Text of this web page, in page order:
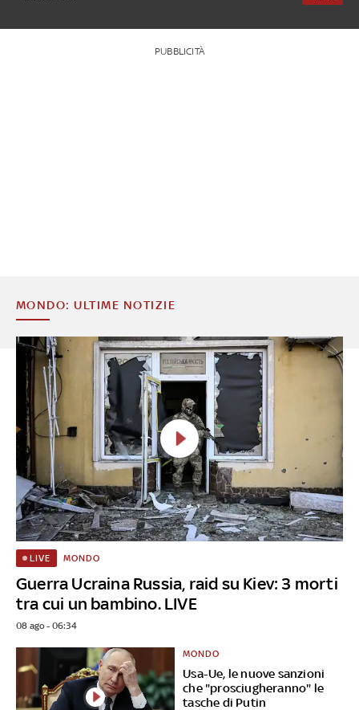
PUBBLICITÀ
MONDO: ULTIME NOTIZIE
Guerra Ucraina Russia, raid su Kiev: 3 morti
tra cui un bambino. LIVE
LIVE MONDO
08 ago - 06:34
Usa-Ue, le nuove sanzioni
che "prosciugheranno" le
tasche di Putin
MONDO